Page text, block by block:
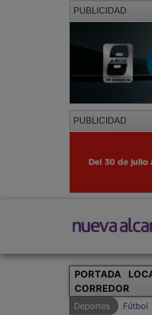
PUBLICIDAD
PUBLICIDAD
PORTADA
CORREDOR
Deportes Fútbol